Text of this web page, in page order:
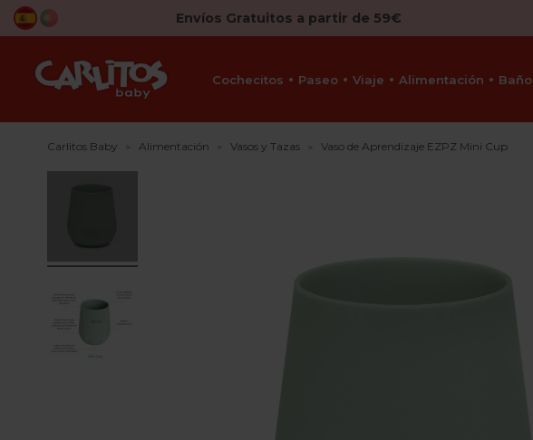
Envíos Gratuitos a partir de 59€
Cochecitos Paseo Viaje Alimentación Baño
Carlitos Baby Alimentación Vasos y Tazas Vaso de Aprendizaje EZPZ Mini Cup